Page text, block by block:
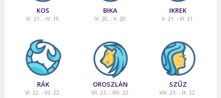
KOS
III. 21. - IV. 19.
BIKA
IV. 20. - V. 20.
IKREK
V. 21. - VI. 21.
RÁK
VI. 22. - VII. 22.
OROSZLÁN
VII. 23. - VIII. 22.
SZŰZ
VIII. 23. - IX. 22.